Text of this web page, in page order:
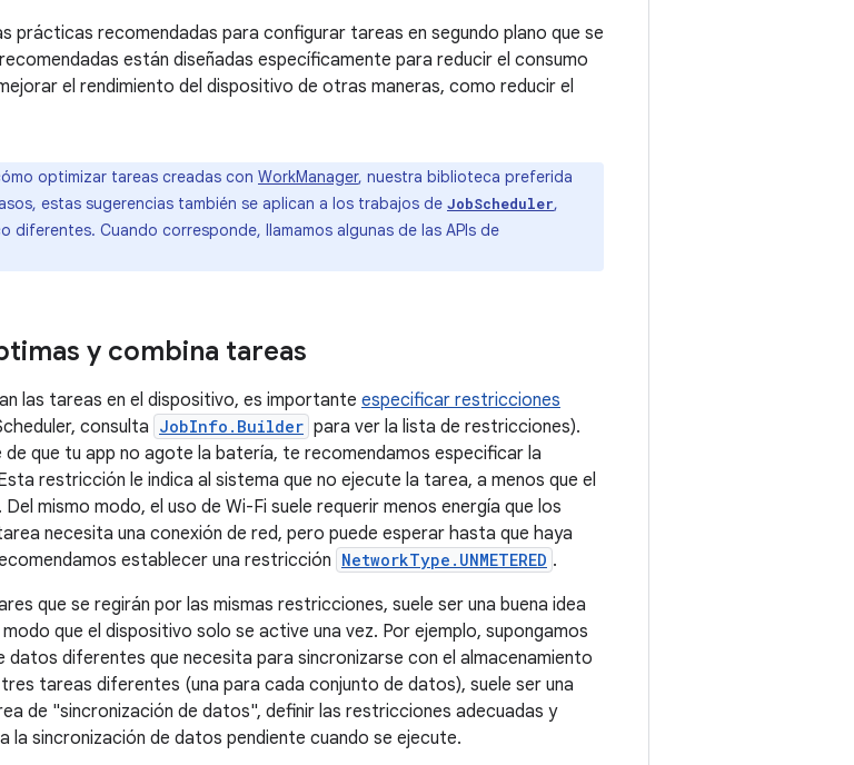
prácticas recomendadas para configurar tareas en segundo plano que se
están diseñadas específicamente para reducir el consumo
el rendimiento del dispositivo de otras maneras, como reducir el
optimizar tareas creadas con WorkManager, nuestra biblioteca preferida
estas sugerencias también se aplican a los trabajos de JobScheduler,
diferentes. Cuando corresponde, llamamos algunas de las APIs de
y combina tareas
las tareas en el dispositivo, es importante especificar restricciones
consulta JobInfo.Builder para ver la lista de restricciones).
de que tu app no agote la batería, te recomendamos especificar la
restricción le indica al sistema que no ejecute la tarea, a menos que el
mismo modo, el uso de Wi-Fi suele requerir menos energía que los
necesita una conexión de red, pero puede esperar hasta que haya
establecer una restricción NetworkType.UNMETERED .
que se regirán por las mismas restricciones, suele ser una buena idea
que el dispositivo solo se active una vez. Por ejemplo, supongamos
diferentes que necesita para sincronizarse con el almacenamiento
tareas diferentes (una para cada conjunto de datos), suele ser una
de "sincronización de datos", definir las restricciones adecuadas y
la sincronización de datos pendiente cuando se ejecute.